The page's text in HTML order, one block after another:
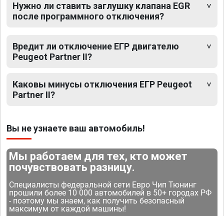
Нужно ли ставить заглушку клапана EGR
после программного отключения?
Вредит ли отключение ЕГР двигателю
Peugeot Partner II?
Каковы минусы отключения ЕГР Peugeot
Partner II?
Вы не узнаете ваш автомобиль!
Мы работаем для тех, кто может
почувствовать разницу.
Специалисты федеральной сети Евро Чип Тюнинг
прошили более 10 000 автомобилей в 50+ городах РФ
- поэтому мы знаем, как получить безопасный
максимум от каждой машины!